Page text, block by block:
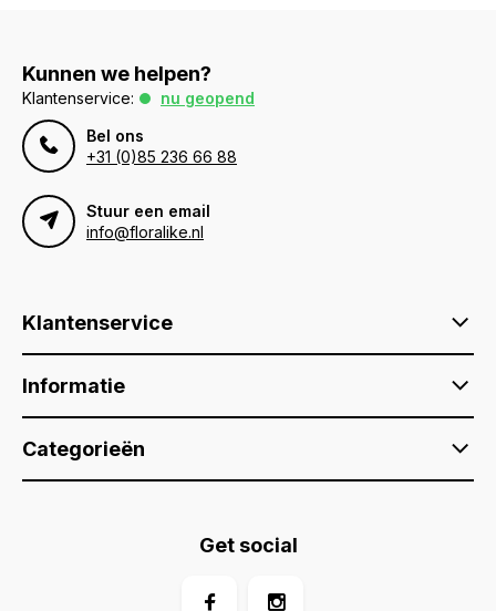
Kunnen we helpen?
Klantenservice:
nu geopend
Bel ons
+31 (0)85 236 66 88
Stuur een email
info@floralike.nl
Klantenservice
Informatie
Categorieën
Get social